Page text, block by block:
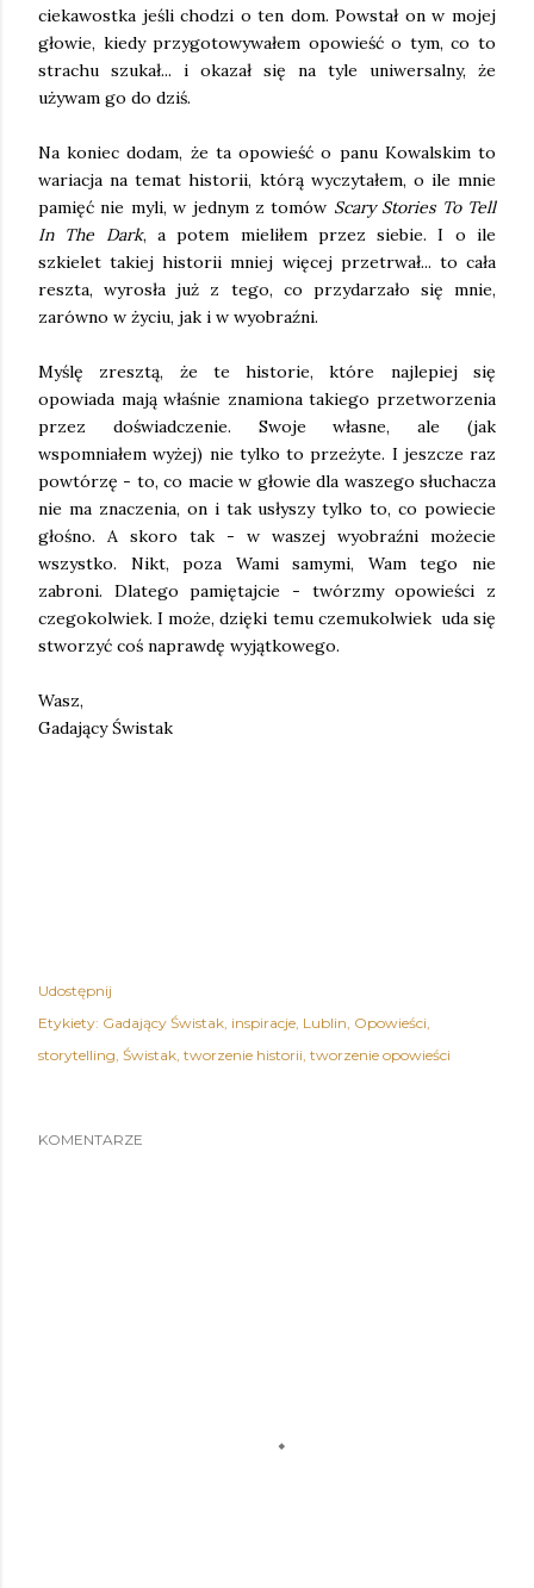
ciekawostka jeśli chodzi o ten dom. Powstał on w mojej
głowie, kiedy przygotowywałem opowieść o tym, co to
strachu szukał... i okazał się na tyle uniwersalny, że
używam go do dziś.
Na koniec dodam, że ta opowieść o panu Kowalskim to
wariacja na temat historii, którą wyczytałem, o ile mnie
pamięć nie myli, w jednym z tomów Scary Stories To Tell
In The Dark, a potem mieliłem przez siebie. I o ile
szkielet takiej historii mniej więcej przetrwał... to cała
reszta, wyrosła już z tego, co przydarzało się mnie,
zarówno w życiu, jak i w wyobraźni.
Myślę zresztą, że te historie, które najlepiej się
opowiada mają właśnie znamiona takiego przetworzenia
przez doświadczenie. Swoje własne, ale (jak
wspomniałem wyżej) nie tylko to przeżyte. I jeszcze raz
powtórzę - to, co macie w głowie dla waszego słuchacza
nie ma znaczenia, on i tak usłyszy tylko to, co powiecie
głośno. A skoro tak - w waszej wyobraźni możecie
wszystko. Nikt, poza Wami samymi, Wam tego nie
zabroni. Dlatego pamiętajcie - twórzmy opowieści z
czegokolwiek. I może, dzięki temu czemukolwiek  uda się
stworzyć coś naprawdę wyjątkowego.
Wasz,
Gadający Świstak
Udostępnij
Etykiety: Gadający Świstak inspiracje Lublin Opowieści
storytelling Świstak tworzenie historii tworzenie opowieści
KOMENTARZE